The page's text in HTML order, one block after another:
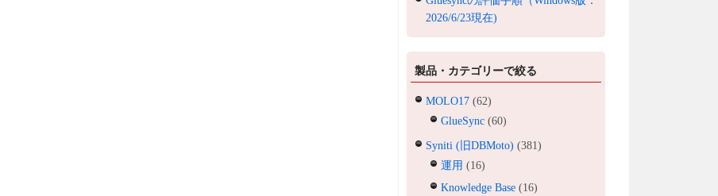
2026/6/23現在)
製品・カテゴリーで絞る
MOLO17 (62)
GlueSync (60)
Syniti (旧DBMoto) (381)
運用 (16)
Knowledge Base (16)